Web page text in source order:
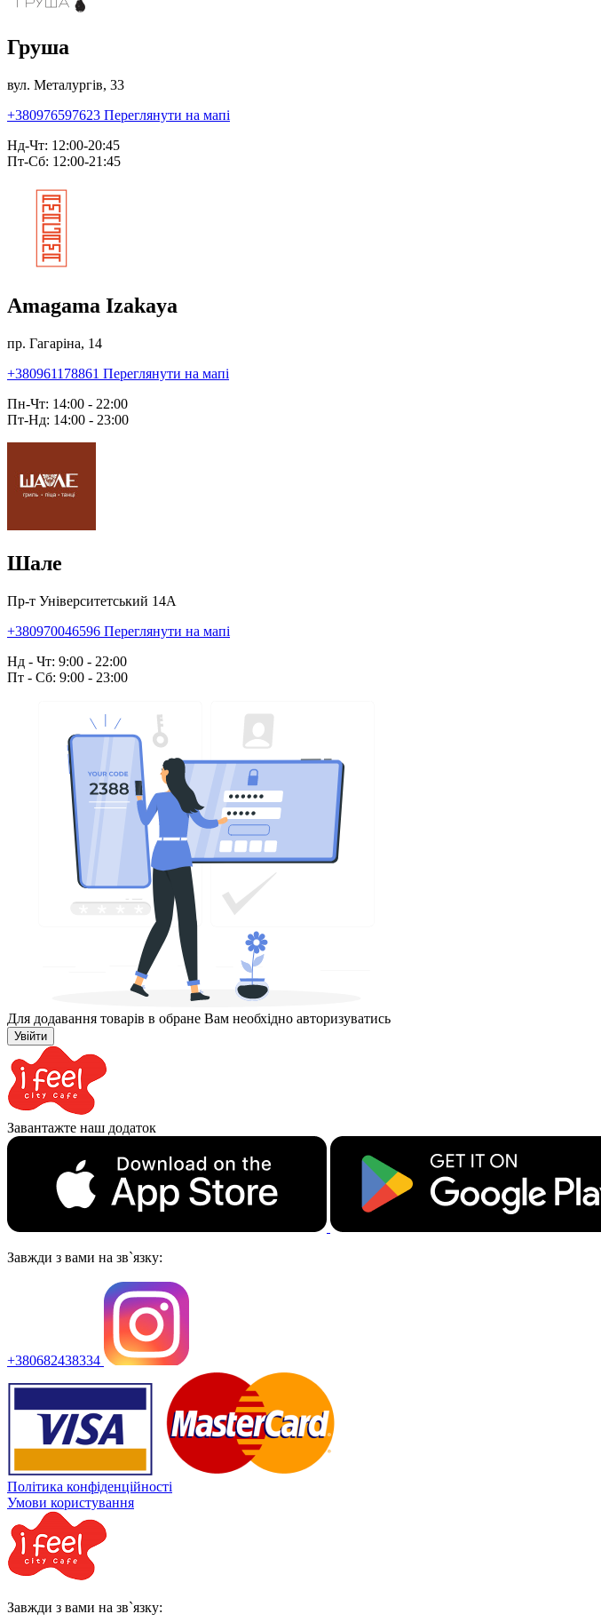
Груша
вул. Металургів, 33
+380976597623 Переглянути на мапі
Нд-Чт: 12:00-20:45
Пт-Сб: 12:00-21:45
Amagama Izakaya
пр. Гагаріна, 14
+380961178861 Переглянути на мапі
Пн-Чт: 14:00 - 22:00
Пт-Нд: 14:00 - 23:00
Шале
Пр-т Університетський 14А
+380970046596 Переглянути на мапі
Нд - Чт: 9:00 - 22:00
Пт - Сб: 9:00 - 23:00
Для додавання товарів в обране Вам необхідно авторизуватись
Увійти
Завантажте наш додаток
Завжди з вами на зв`язку:
+380682438334
Політика конфіденційності
Умови користування
Завжди з вами на зв`язку: